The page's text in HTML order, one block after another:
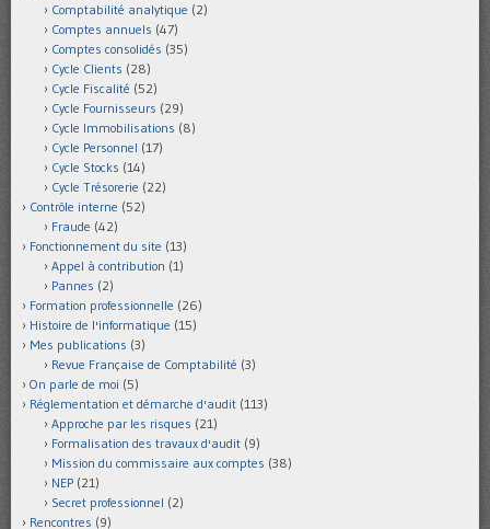
Comptabilité analytique (2)
Comptes annuels (47)
Comptes consolidés (35)
Cycle Clients (28)
Cycle Fiscalité (52)
Cycle Fournisseurs (29)
Cycle Immobilisations (8)
Cycle Personnel (17)
Cycle Stocks (14)
Cycle Trésorerie (22)
Contrôle interne (52)
Fraude (42)
Fonctionnement du site (13)
Appel à contribution (1)
Pannes (2)
Formation professionnelle (26)
Histoire de l'informatique (15)
Mes publications (3)
Revue Française de Comptabilité (3)
On parle de moi (5)
Réglementation et démarche d'audit (113)
Approche par les risques (21)
Formalisation des travaux d'audit (9)
Mission du commissaire aux comptes (38)
NEP (21)
Secret professionnel (2)
Rencontres (9)